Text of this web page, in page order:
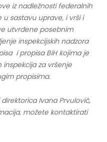
iz nadležnosti federalnih
sastavu uprave, i vrši i
utvrđene posebnim
inspekcijskih nadzora
i propisa BiH kojima je
za vršenje
propisima.
Ivana Prvulović,
možete kontaktirati